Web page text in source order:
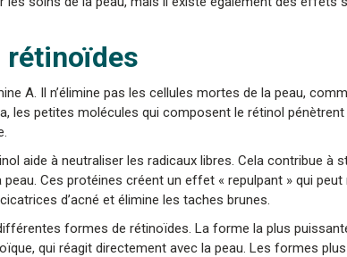
rétinoïdes
A. Il n’élimine pas les cellules mortes de la peau,
les petites molécules qui composent le rétinol
aide à neutraliser les radicaux libres. Cela contribue à
Ces protéines créent un effet « repulpant » qui peut
d’acné et élimine les taches brunes.
formes de rétinoïdes. La forme la plus
qui réagit directement avec la peau. Les formes